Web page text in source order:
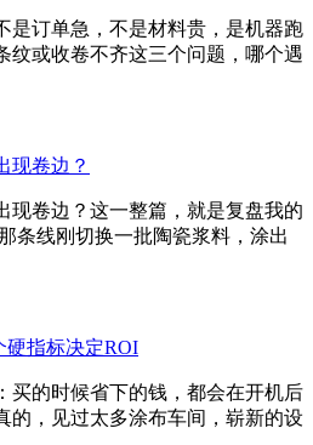
是订单急，不是材料贵，是机器跑
纹或收卷不齐这三个问题，哪个遇
现卷边？
现卷边？这一整篇，就是复盘我的
条线刚切换一批陶瓷浆料，涂出
硬指标决定ROI
买的时候省下的钱，都会在开机后
的，见过太多涂布车间，崭新的设